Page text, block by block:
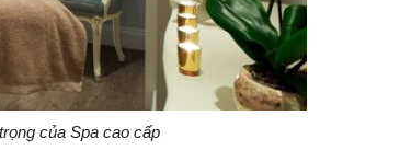
của Spa cao cấp